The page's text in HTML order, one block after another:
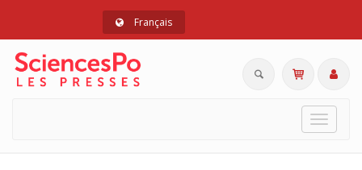
Français
Toggle